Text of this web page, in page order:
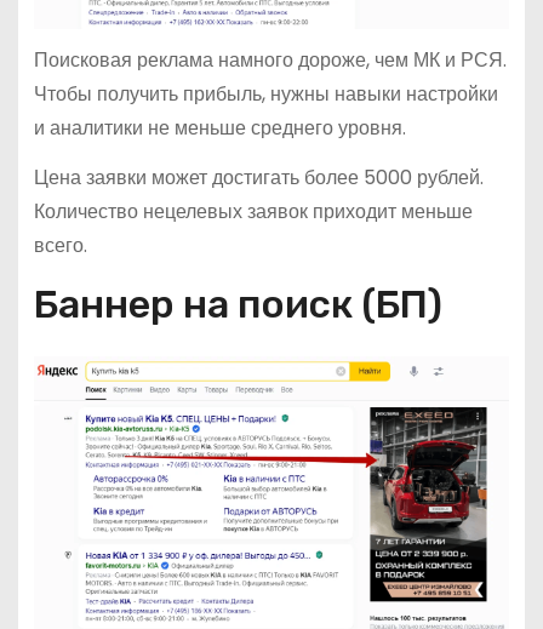
Поисковая реклама намного дороже, чем МК и РСЯ.
Чтобы получить прибыль, нужны навыки настройки
и аналитики не меньше среднего уровня.
Цена заявки может достигать более 5000 рублей.
Количество нецелевых заявок приходит меньше
всего.
Баннер на поиск (БП)